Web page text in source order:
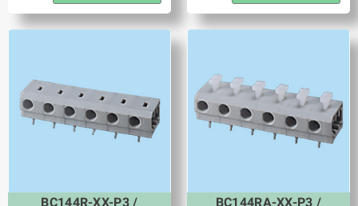
BC144R-XX-P3 /
BC144RA-XX-P3 /